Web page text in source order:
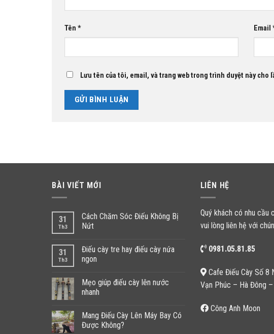
Tên * Email
Lưu tên của tôi, email, và trang web trong trình duyệt này cho
BÀI VIẾT MỚI
31
Th3
Cách Chăm Sóc Điếu Không Bị
Nứt
31
Th3
Điếu cày tre hay điếu cày nứa
ngon
Mẹo giúp điếu cày lên nước
nhanh
Mang Điếu Cày Lên Máy Bay Có
Được Không?
LIÊN HỆ
Quý khách có nhu cầu
vui lòng liên hệ với
0981.05.81.85
Cafe Điếu Cày Số 8
Vạn Phúc – Hà Đông
Công Anh Moon